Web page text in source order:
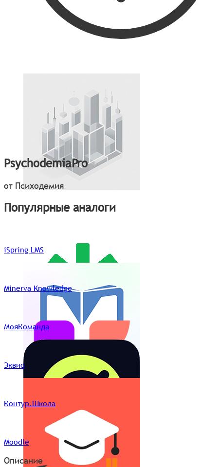
PsychodemiaPro
от Психодемия
Популярные аналоги
iSpring LMS
Minerva Knowledge
МояКоманда
Эквио
Контур.Школа
Moodle
Описание